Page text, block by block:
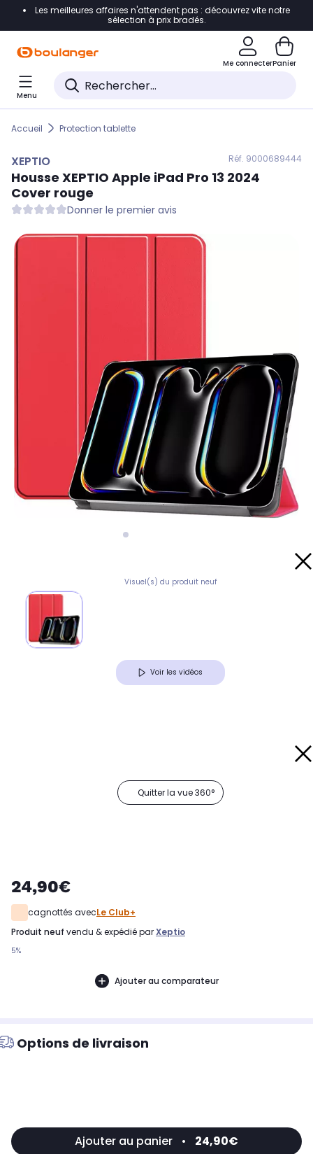
Accéder directement à la navigation
Accéder directement au pied de page
Accéder directement au chatbot
Les meilleures affaires n'attendent pas : découvrez vite notre
sélection à prix bradés.
Me connecterPanier
Menu
Accueil Protection tablette
XEPTIO Réf. 9000689444
Housse XEPTIO Apple iPad Pro 13 2024
Cover rouge
Donner le premier avis
Visuel(s) du produit neuf
Voir les vidéos
Quitter la vue 360°
24,90€
cagnottés avecLe Club+
produit neuf vendu & expédié parXeptio
5%
Ajouter au comparateur
Options de livraison
Ajouter au panier • 24,90€